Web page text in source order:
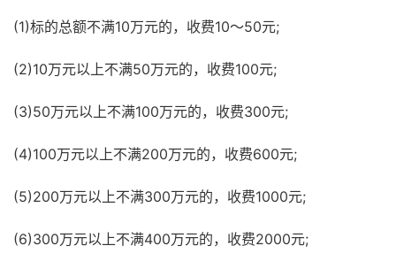
(1)标的总额不满10万元的，收费10～50元;
(2)10万元以上不满50万元的，收费100元;
(3)50万元以上不满100万元的，收费300元;
(4)100万元以上不满200万元的，收费600元;
(5)200万元以上不满300万元的，收费1000元;
(6)300万元以上不满400万元的，收费2000元;